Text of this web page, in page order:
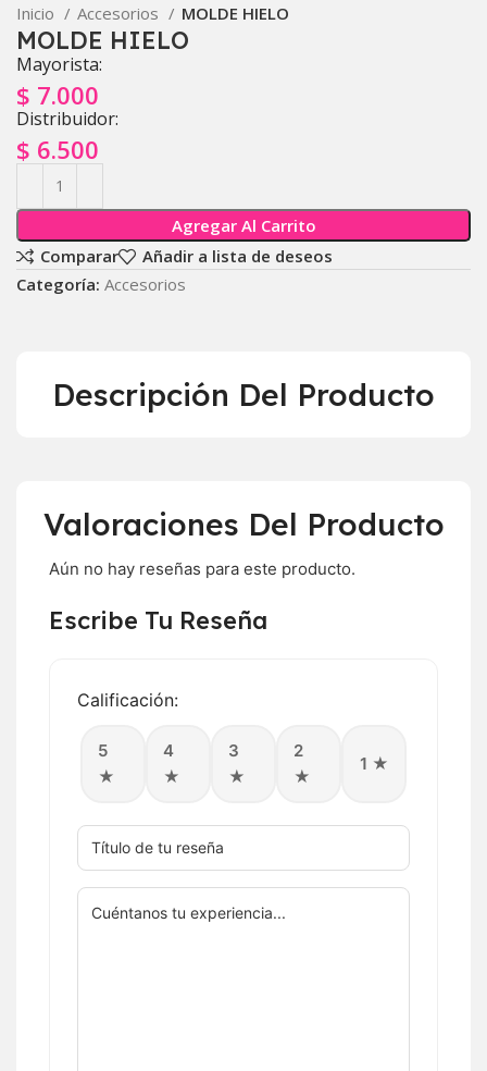
Inicio Accesorios MOLDE HIELO
MOLDE HIELO
Mayorista:
$ 7.000
Distribuidor:
$ 6.500
Agregar Al Carrito
Comparar
Añadir a lista de deseos
Categoría: Accesorios
Descripción Del Producto
Valoraciones Del Producto
Aún no hay reseñas para este producto.
Escribe Tu Reseña
Calificación:
5
★
4
★
3
★
2
★
1 ★